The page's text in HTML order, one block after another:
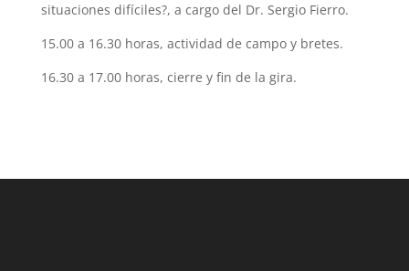
situaciones difíciles?, a cargo del Dr. Sergio Fierro.
15.00 a 16.30 horas, actividad de campo y bretes.
16.30 a 17.00 horas, cierre y fin de la gira.